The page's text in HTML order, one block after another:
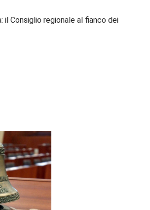
il Consiglio regionale al fianco dei